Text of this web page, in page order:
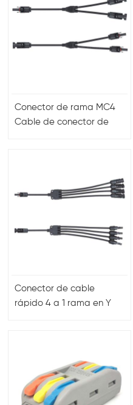
Conector de rama MC4
Cable de conector de
Conector de cable
rápido 4 a 1 rama en Y